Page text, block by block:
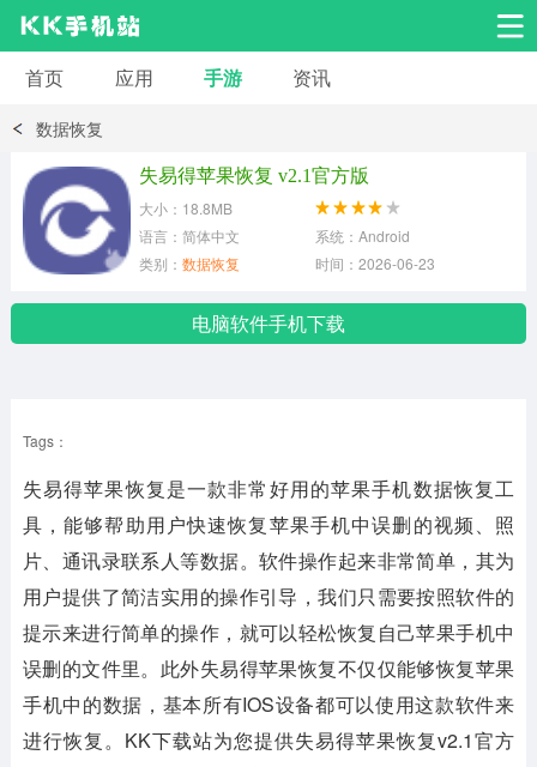
安卓应用
小说漫画
安卓其它
首页 应用 手游 资讯
数据恢复
失易得苹果恢复 v2.1官方版
大小：18.8MB
语言：简体中文
系统：Android
类别： 数据恢复 时间：2026-06-23
电脑软件手机下载
Tags：
失易得苹果恢复是一款非常好用的苹果手机数据恢复工
具，能够帮助用户快速恢复苹果手机中误删的视频、照
片、通讯录联系人等数据。软件操作起来非常简单，其为
用户提供了简洁实用的操作引导，我们只需要按照软件的
提示来进行简单的操作，就可以轻松恢复自己苹果手机中
误删的文件里。此外失易得苹果恢复不仅仅能够恢复苹果
手机中的数据，基本所有IOS设备都可以使用这款软件来
进行恢复。KK下载站为您提供失易得苹果恢复v2.1官方